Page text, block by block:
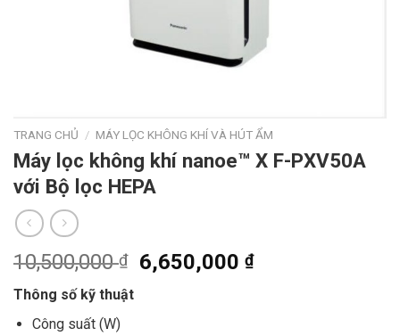
TRANG CHỦ / MÁY LỌC KHÔNG KHÍ VÀ HÚT ẨM
Máy lọc không khí nanoe™ X F-PXV50A
với Bộ lọc HEPA
10,500,000₫ 6,650,000₫
Thông số kỹ thuật
Công suất (W)